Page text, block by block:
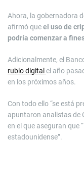
Ahora, la gobernadora
afirmó queel uso de
podría comenzar a
Adicionalmente, el
rublo digital el año
en los próximos años.
Con todo ello “se está
apuntaron analistas de
en el que aseguran que
estadounidense”.